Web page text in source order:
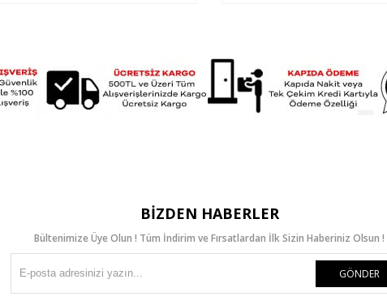
BIZDEN HABERLER
Bültenimize Üye Olun ! Tüm İndirim ve Fırsatlardan İlk Sizin Haberiniz Olsun !
GÖNDER